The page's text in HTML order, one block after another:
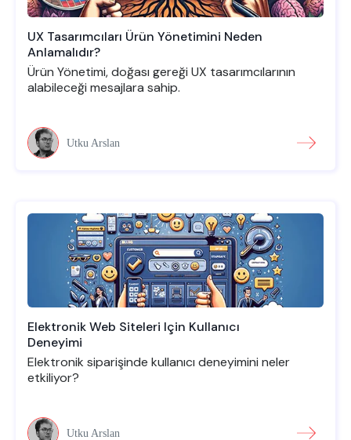
UX Tasarımcıları Ürün Yönetimini Neden
Anlamalıdır?
Ürün Yönetimi, doğası gereği UX tasarımcılarının
alabileceği mesajlara sahip.
Utku Arslan
Elektronik Web Siteleri Için Kullanıcı
Deneyimi
Elektronik siparişinde kullanıcı deneyimini neler
etkiliyor?
Utku Arslan